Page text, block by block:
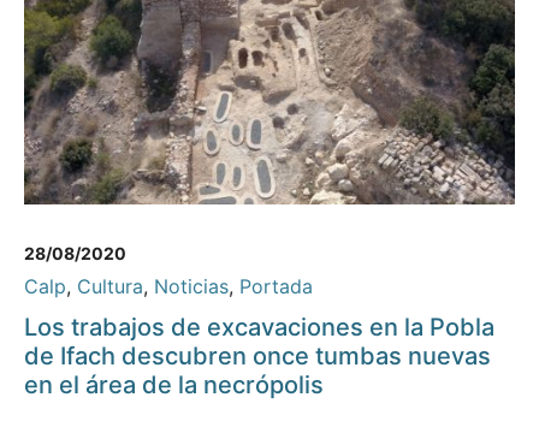
28/08/2020
Calp, Cultura, Noticias, Portada
Los trabajos de excavaciones en la Pobla
de Ifach descubren once tumbas nuevas
en el área de la necrópolis